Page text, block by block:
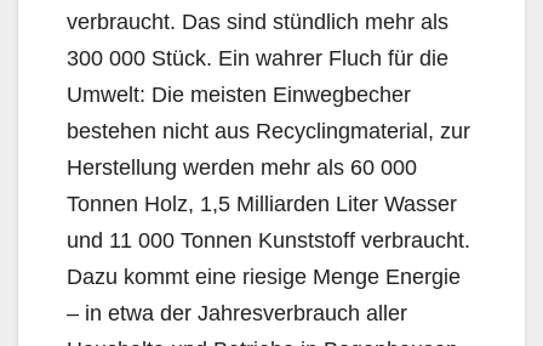
verbraucht. Das sind stündlich mehr als
300 000 Stück. Ein wahrer Fluch für die
Umwelt: Die meisten Einwegbecher
bestehen nicht aus Recyclingmaterial, zur
Herstellung werden mehr als 60 000
Tonnen Holz, 1,5 Milliarden Liter Wasser
und 11 000 Tonnen Kunststoff verbraucht.
Dazu kommt eine riesige Menge Energie
– in etwa der Jahresverbrauch aller